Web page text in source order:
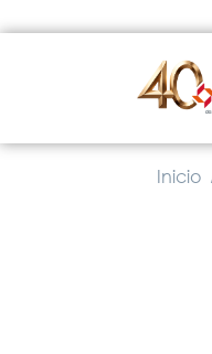
Inicio